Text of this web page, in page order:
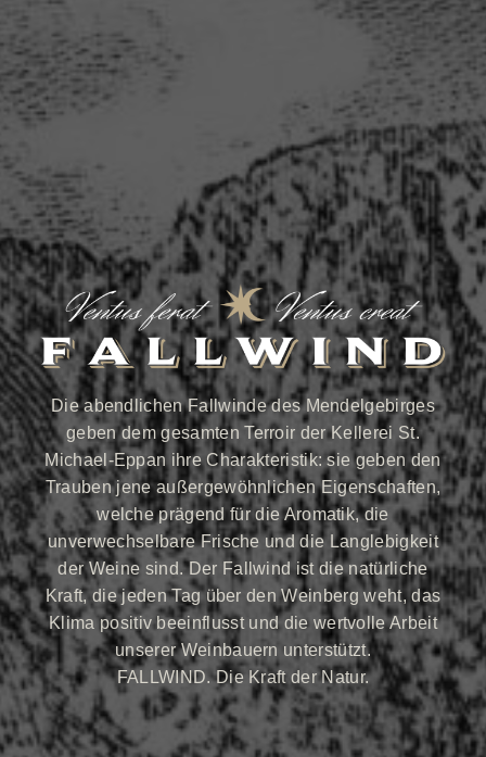
Die abendlichen Fallwinde des Mendelgebirges
geben dem gesamten Terroir der Kellerei St.
Michael-Eppan ihre Charakteristik: sie geben den
Trauben jene außergewöhnlichen Eigenschaften,
welche prägend für die Aromatik, die
unverwechselbare Frische und die Langlebigkeit
der Weine sind. Der Fallwind ist die natürliche
Kraft, die jeden Tag über den Weinberg weht, das
Klima positiv beeinflusst und die wertvolle Arbeit
unserer Weinbauern unterstützt.
FALLWIND. Die Kraft der Natur.